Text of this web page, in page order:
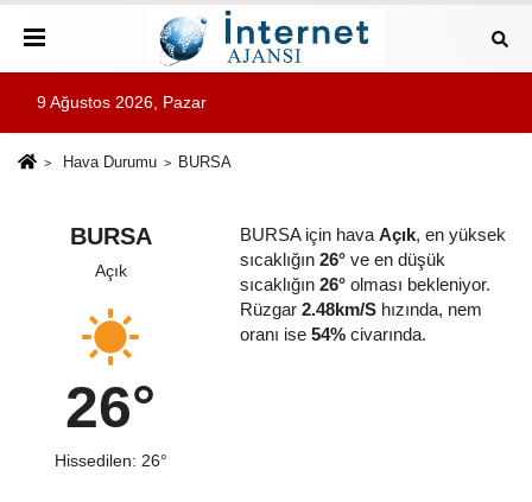
9 Ağustos 2026, Pazar
Hava Durumu BURSA
BURSA
Açık
26°
Hissedilen: 26°
BURSA için hava Açık, en yüksek
sıcaklığın 26°ve en düşük
sıcaklığın 26°olması bekleniyor.
Rüzgar 2.48km/Shızında, nem
oranı ise 54%civarında.